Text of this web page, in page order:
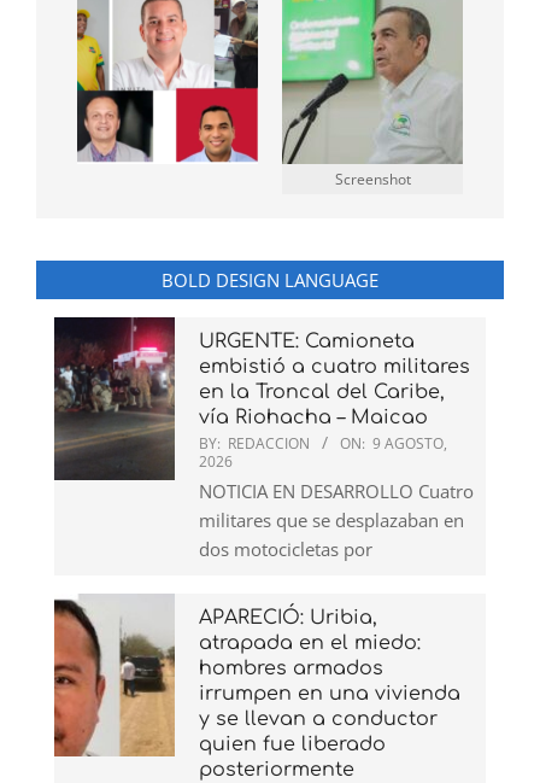
Screenshot
BOLD DESIGN LANGUAGE
URGENTE: Camioneta
embistió a cuatro militares
en la Troncal del Caribe,
vía Riohacha – Maicao
BY: REDACCION ON: 9 AGOSTO,
2026
NOTICIA EN DESARROLLO Cuatro
militares que se desplazaban en
dos motocicletas por
APARECIÓ: Uribia,
atrapada en el miedo:
hombres armados
irrumpen en una vivienda
y se llevan a conductor
quien fue liberado
posteriormente